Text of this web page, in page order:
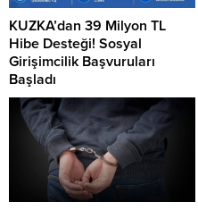
KUZKA’dan 39 Milyon TL
Hibe Desteği! Sosyal
Girişimcilik Başvuruları
Başladı